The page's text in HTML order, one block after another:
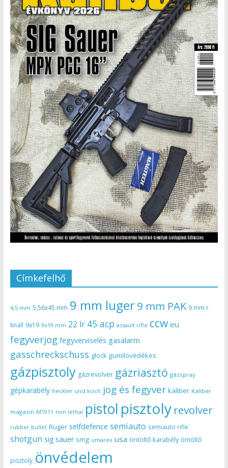
Címkefelhő
4,5 mm 5,56x45 mm 9 mm luger9 mm PAK 9 mm r
knall 9x19 9x19 mm 22 lr 45 acp assault rifle ccw eu
fegyverjog fegyverviselés gasalarm
gasschreckschuss glock gumilövedékes
gázpisztoly gázrevolver gázriasztó gázspray
gépkarabély heckler und koch jog és fegyver kaliber Kaliber
magazin M1911 non lethal pistol pisztoly revolver
rubber bullet Ruger selfdefence semiauto semiauto rifle
shotgun sig sauer smg umarex usa öntöltő karabély öntöltő
pisztoly önvédelem